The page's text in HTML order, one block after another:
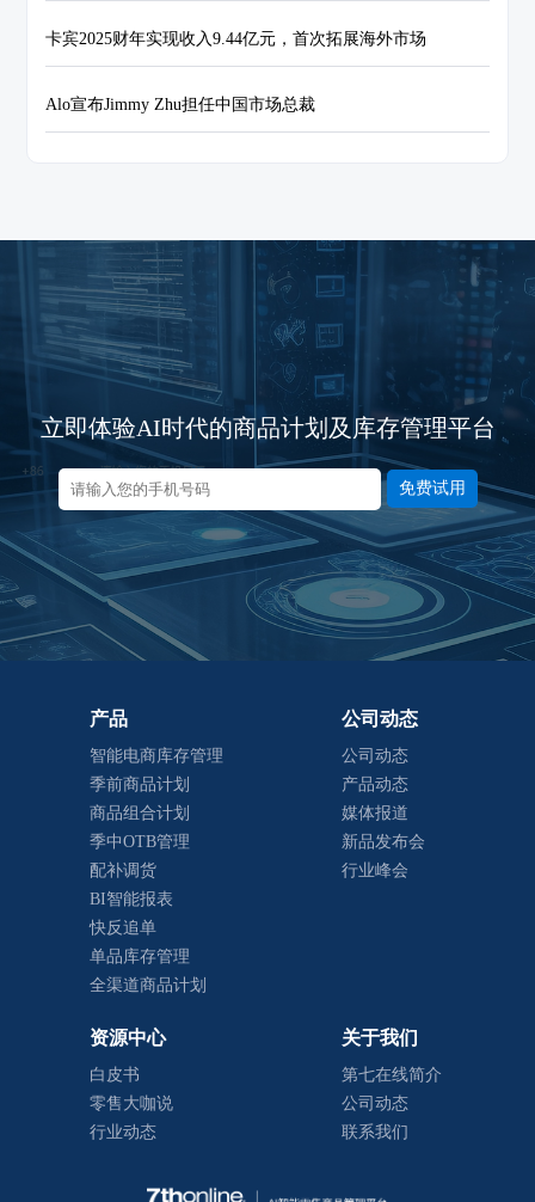
卡宾2025财年实现收入9.44亿元，首次拓展海外市场
Alo宣布Jimmy Zhu担任中国市场总裁
立即体验AI时代的商品计划及库存管理平台
免费试用
产品
智能电商库存管理
季前商品计划
商品组合计划
季中OTB管理
配补调货
BI智能报表
快反追单
单品库存管理
全渠道商品计划
公司动态
公司动态
产品动态
媒体报道
新品发布会
行业峰会
资源中心
白皮书
零售大咖说
行业动态
关于我们
第七在线简介
公司动态
联系我们